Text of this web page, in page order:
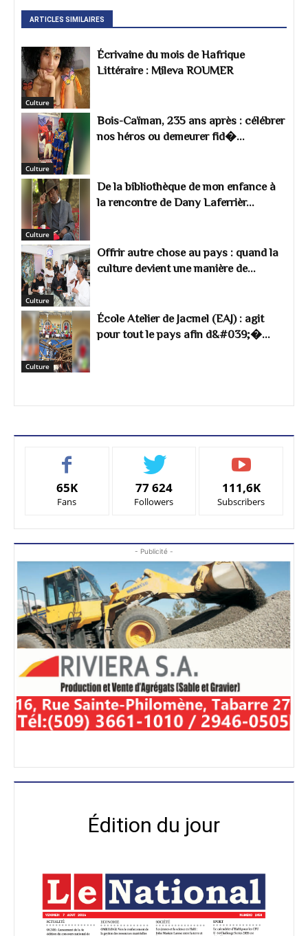
peut pas faire du neuf avec du vieux et qu'on
calebassier. Félicitations, cher ami, et merci de
l'inspiration.
ARTICLES SIMILAIRES
Culture
Écrivaine du mois de Hafrique
Littéraire : Mileva ROUMER
Culture
Bois-Caïman, 235 ans après : célébrer
nos héros ou demeurer fid�...
Culture
De la bibliothèque de mon enfance à
la rencontre de Dany Laferrièr...
Culture
Offrir autre chose au pays : quand la
culture devient une manière de...
Culture
École Atelier de Jacmel (EAJ) : agit
pour tout le pays afin d&#039;�...
65K
Fans
77 624
Followers
111,6K
Subscribers
- Publicité -
Édition du jour